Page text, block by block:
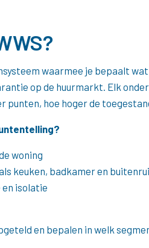
waarmee je bepaalt
op de huurmarkt. Elk
punten, hoe hoger de
woning
keuken, badkamer en
isolatie
en bepalen in welk